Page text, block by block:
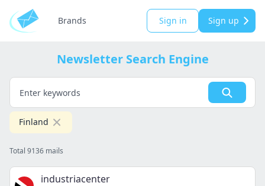
Brands Sign in Sign up
Newsletter Search Engine
Finland
Total 9136 mails
industriacenter